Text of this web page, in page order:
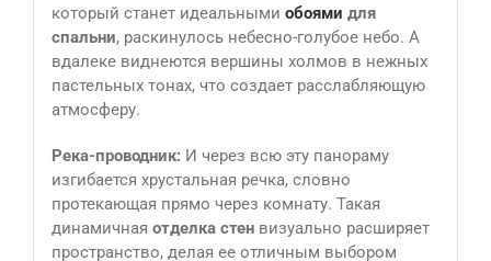
который станет идеальными обоями для
спальни, раскинулось небесно-голубое небо. А
вдалеке виднеются вершины холмов в нежных
пастельных тонах, что создает расслабляющую
атмосферу.
Река-проводник:И через всю эту панораму
изгибается хрустальная речка, словно
протекающая прямо через комнату. Такая
динамичная отделка стенвизуально расширяет
пространство, делая ее отличным выбором